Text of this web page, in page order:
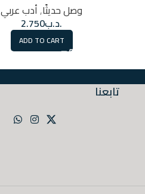
وصل حديثًا,أدب عربي
.د.ب2.750
ADD TO CART
تابعنا